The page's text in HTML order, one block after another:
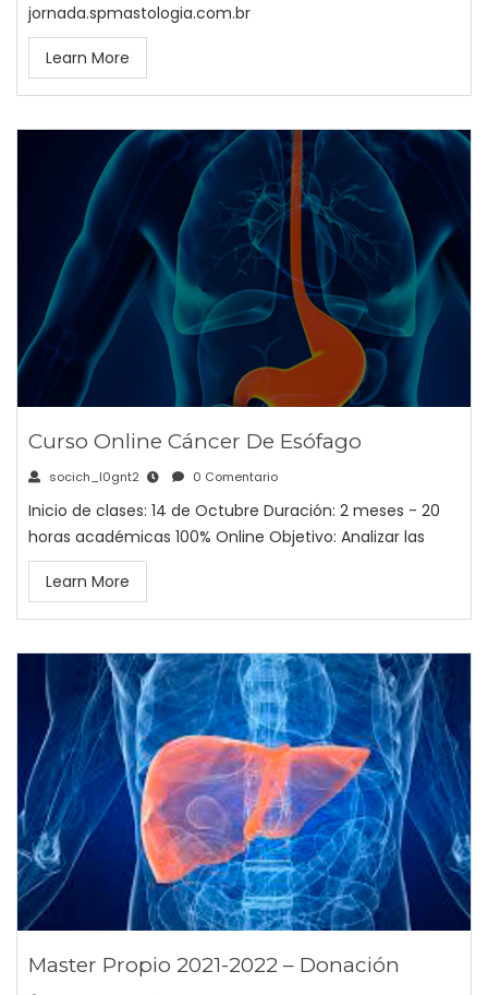
jornada.spmastologia.com.br
Learn More
Curso Online Cáncer De Esófago
socich_l0gnt2 0 Comentario
Inicio de clases: 14 de Octubre Duración: 2 meses - 20
horas académicas 100% Online Objetivo: Analizar las
Learn More
Master Propio 2021-2022 – Donación